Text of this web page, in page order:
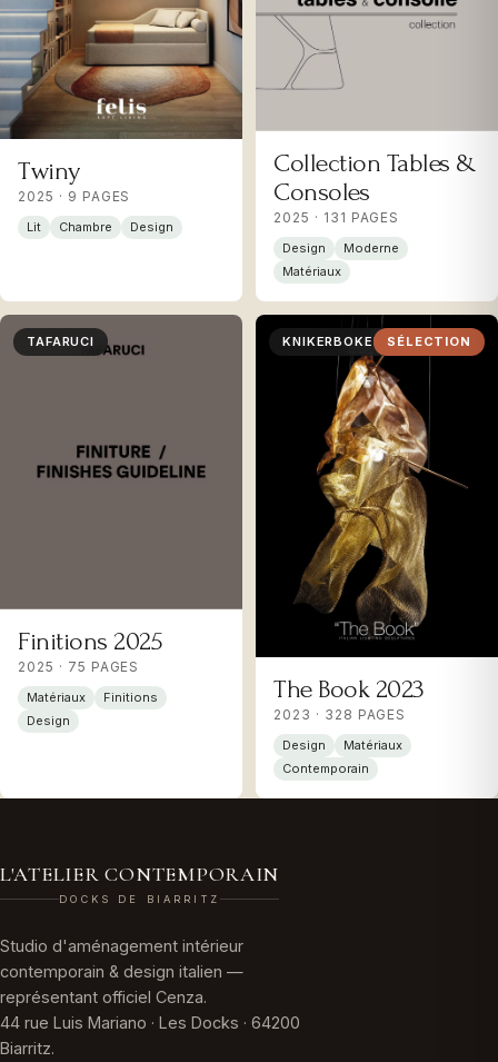
Twiny
2025 · 9 PAGES
Lit Chambre Design
Collection Tables &
Consoles
2025 · 131 PAGES
Design
Moderne
Matériaux
TAFARUCI
Finitions 2025
2025 · 75 PAGES
Matériaux
Finitions
Design
KNIKERBOKER SÉLECTION
The Book 2023
2023 · 328 PAGES
Design
Matériaux
Contemporain
L'ATELIER CONTEMPORAIN
DOCKS DE BIARRITZ
Studio d'aménagement intérieur
contemporain & design italien —
représentant officiel Cenza.
44 rue Luis Mariano · Les Docks · 64200
Biarritz.